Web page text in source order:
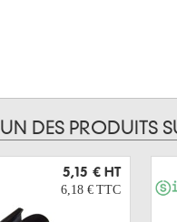
DES PRODUITS
5,15 € HT
6,18 € TTC